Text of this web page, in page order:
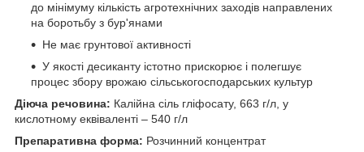
до мінімуму кількість агротехнічних заходів направлених
на боротьбу з бур'янами
Не має грунтової активності
У якості десиканту істотно прискорює і полегшує
процес збору врожаю сільськогосподарських культур
Діюча речовина: Калійна сіль гліфосату, 663 г/л, у
кислотному еквіваленті – 540 г/л
Препаративна форма: Розчинний концентрат